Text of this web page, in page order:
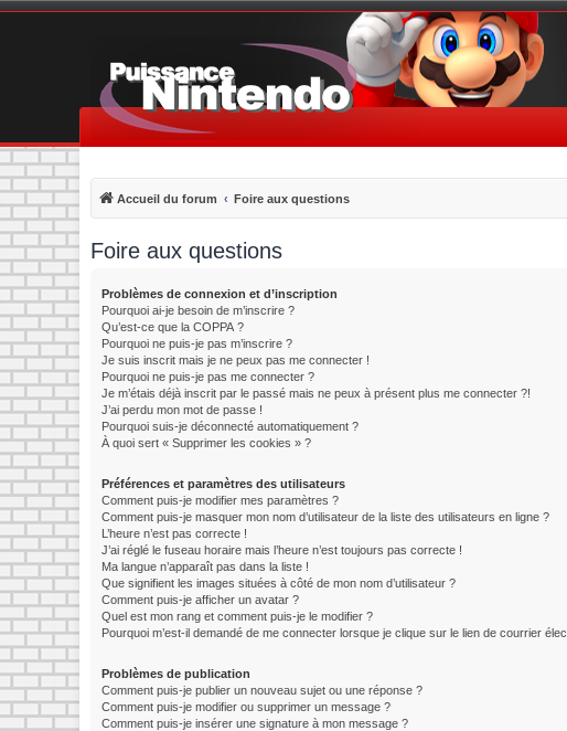
Accueil du forum Foire aux questions
Foire aux questions
Problèmes de connexion et d’inscription
Pourquoi ai-je besoin de m’inscrire ?
Qu’est-ce que la COPPA ?
Pourquoi ne puis-je pas m’inscrire ?
Je suis inscrit mais je ne peux pas me connecter !
Pourquoi ne puis-je pas me connecter ?
Je m’étais déjà inscrit par le passé mais ne peux à présent plus me connecter ?!
J’ai perdu mon mot de passe !
Pourquoi suis-je déconnecté automatiquement ?
À quoi sert « Supprimer les cookies » ?
Préférences et paramètres des utilisateurs
Comment puis-je modifier mes paramètres ?
Comment puis-je masquer mon nom d’utilisateur de la liste des utilisateurs en ligne ?
L’heure n’est pas correcte !
J’ai réglé le fuseau horaire mais l’heure n’est toujours pas correcte !
Ma langue n’apparaît pas dans la liste !
Que signifient les images situées à côté de mon nom d’utilisateur ?
Comment puis-je afficher un avatar ?
Quel est mon rang et comment puis-je le modifier ?
Pourquoi m’est-il demandé de me connecter lorsque je clique sur le lien de courrier
Problèmes de publication
Comment puis-je publier un nouveau sujet ou une réponse ?
Comment puis-je modifier ou supprimer un message ?
Comment puis-je insérer une signature à mon message ?